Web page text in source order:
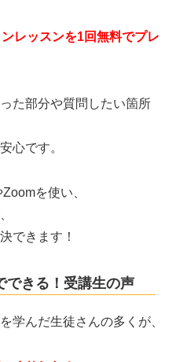
レッスンを1回無料でプレ
た部分や質問したい箇所
心です。
を使い、
できます！
できる！受講生の声
学んだ生徒さんの多くが、